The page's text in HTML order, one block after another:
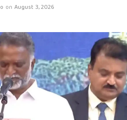
on August 3, 2026